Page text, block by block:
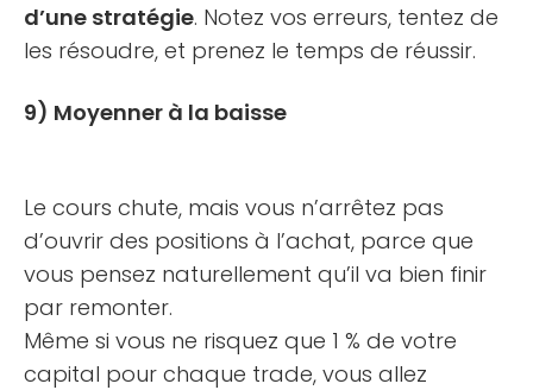
d’une stratégie. Notez vos erreurs, tentez de
les résoudre, et prenez le temps de réussir.
9) Moyenner à la baisse
Le cours chute, mais vous n’arrêtez pas
d’ouvrir des positions à l’achat, parce que
vous pensez naturellement qu’il va bien finir
par remonter.
Même si vous ne risquez que 1 % de votre
capital pour chaque trade, vous allez